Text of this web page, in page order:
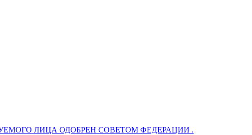
ЛИЦА ОДОБРЕН СОВЕТОМ ФЕДЕРАЦИИ .